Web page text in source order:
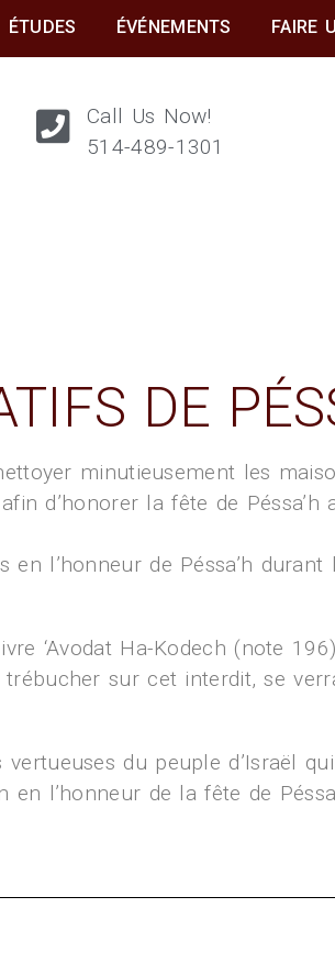
ÉTUDES ÉVÉNEMENTS FAIRE
Call Us Now!
514-489-1301
DE
minutieusement les
d’honorer la fête de
l’honneur de Péssa’h
‘Avodat Ha-Kodech (note
trébucher sur cet interdit, se
du peuple d’Israël
l’honneur de la fête de